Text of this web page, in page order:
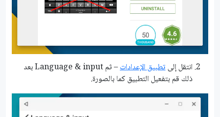
انتقل إلىتطبيق الإعدادات
– ثم Language & input بعد
ذلك قم بتفعيل التطبيق كما بالصورة.